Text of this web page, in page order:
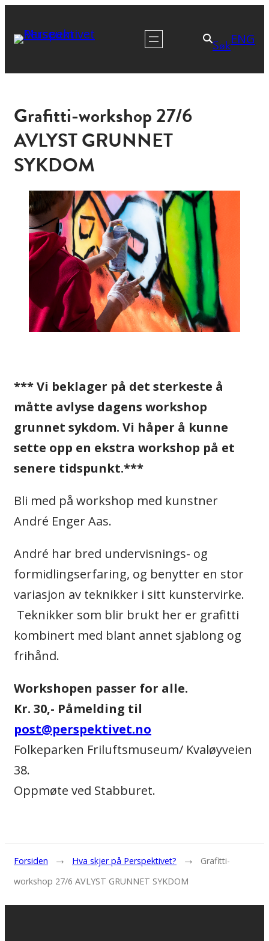
SøkENG
Grafitti-workshop 27/6
AVLYST GRUNNET
SYKDOM
*** Vi beklager på det sterkeste å
måtte avlyse dagens workshop
grunnet sykdom. Vi håper å kunne
sette opp en ekstra workshop på et
senere tidspunkt.***
Bli med på workshop med kunstner
André Enger Aas.
André har bred undervisnings- og
formidlingserfaring, og benytter en stor
variasjon av teknikker i sitt kunstervirke.
Teknikker som blir brukt her er grafitti
kombinert med blant annet sjablong og
frihånd.
Workshopen passer for alle.
Kr. 30,- Påmelding til
post@perspektivet.no
Folkeparken Friluftsmuseum/ Kvaløyveien
38.
Oppmøte ved Stabburet.
Forsiden → Hva skjer på Perspektivet? →
Grafitti-
workshop 27/6 AVLYST GRUNNET SYKDOM